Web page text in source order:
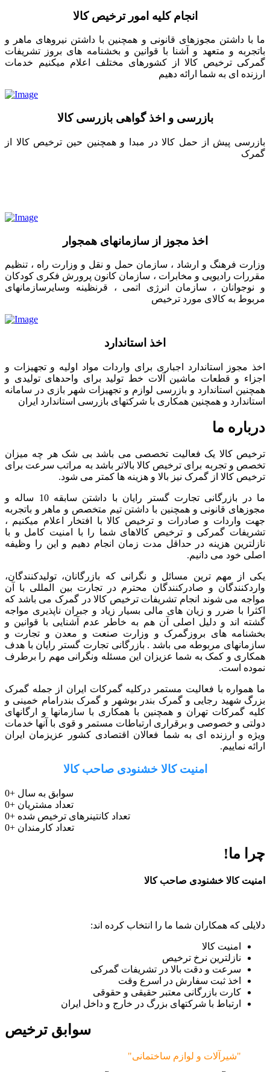
انجام کلیه امور ترخیص کالا
ما با داشتن مجوزهای قانونی و همچنین با داشتن نیروهای ماهر و
باتجربه و متعهد و آشنا با قوانین و بخشنامه های بروز تشریفات
گمرکی ترخیص کالا از کشورهای مختلف اعلام میکنیم خدمات
ارزنده ای به شما ارائه دهیم
بازرسی و اخذ گواهی بازرسی کالا
بازرسی پیش از حمل کالا در مبدا و همچنین حین ترخیص کالا از
گمرک
اخذ مجوز از سازمانهای همجوار
وزارت فرهنگ و ارشاد ، سازمان حمل و نقل و وزارت راه ، تنظیم
مقررات رادیویی و مخابرات ، سازمان کانون پرورش فکری کودکان
و نوجوانان ، سازمان انرژی اتمی ، قرنظینه وسایرسازمانهای
مربوط به کالای مورد ترخیص
اخذ استاندارد
اخذ مجوز استاندارد اجباری برای واردات مواد اولیه و تجهیزات و
اجزاء و قطعات ماشین آلات خط تولید برای واحدهای تولیدی و
همچنین استاندارد و بازرسی لوازم و تجهیزات شهر بازی در سامانه
استاندارد و همچنین همکاری با شرکتهای بازرسی استاندارد ایران
درباره ما
ترخیص کالا یک فعالیت تخصصی می باشد بی شک هر چه میزان
تخصص و تجربه برای ترخیص کالا بالاتر باشد به مراتب سرعت برای
ترخیص کالا از گمرک نیز بالا و هزینه ها کمتر می شود.
ما در بازرگانی تجارت گستر رایان با داشتن سابقه 10 ساله و
مجوزهای قانونی و همچنین با داشتن تیم متخصص و ماهر و باتجربه
جهت واردات و صادرات و ترخیص کالا با افتخار اعلام میکنیم ،
تشریفات گمرکی و ترخیص کالاهای شما را با امنیت کامل و با
نازلترین هزینه در حداقل مدت زمان انجام دهیم و این را وظیفه
اصلی خود می دانیم.
یکی از مهم ترین مسائل و نگرانی که بازرگانان، تولیدکنندگان،
واردکنندگان و صادرکنندگان محترم در تجارت بین المللی با آن
مواجه می شوند انجام تشریفات ترخیص کالا در گمرک می باشد که
اکثرا با ضرر و زیان های مالی بسیار زیاد و جبران ناپذیری مواجه
گشته اند و دلیل اصلی آن هم به خاطر عدم آشنایی با قوانین و
بخشنامه های بروزگمرک و وزارت صنعت و معدن و تجارت و
سازمانهای مربوطه می باشد . بازرگانی تجارت گستر رایان با هدف
همکاری و کمک به شما عزیزان این مسئله ونگرانی مهم را برطرف
نموده است.
ما همواره با فعالیت مستمر درکلیه گمرکات ایران از جمله گمرک
بزرگ شهید رجایی و گمرک بندر بوشهر و گمرک بندرامام خمینی و
کلیه گمرکات تهران و همچنین با همکاری با سازمانها و ارگانهای
دولتی و خصوصی و برقراری ارتباطات مستمر و قوی با آنها خدمات
ویژه و ارزنده ای به شما فعالان اقتصادی کشور عزیزمان ایران
ارائه نماییم.
امنیت کالا خشنودی صاحب کالا
0+ سوابق به سال
0+ تعداد مشتریان
0+ تعداد کانتینرهای ترخیص شده
0+ تعداد کارمندان
چرا ما!
امنیت کالا خشنودی صاحب کالا
دلایلی که همکاران شما ما را انتخاب کرده اند:
امنیت کالا
نازلترین نرخ ترخیص
سرعت و دقت بالا در تشریفات گمرکی
اخذ ثبت سفارش در اسرع وقت
کارت بازرگانی معتبر حقیقی و حقوقی
ارتباط با شرکتهای بزرگ در خارج و داخل ایران
سوابق ترخیص
"شیرآلات و لوازم ساختمانی"